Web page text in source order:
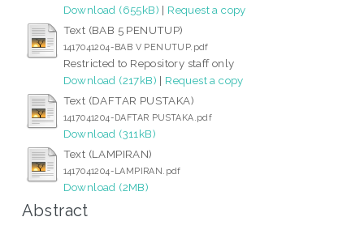
Download (655kB) | Request a copy
Text (BAB 5 PENUTUP)
1417041204-BAB V PENUTUP.pdf
Restricted to Repository staff only
Download (217kB) | Request a copy
Text (DAFTAR PUSTAKA)
1417041204-DAFTAR PUSTAKA.pdf
Download (311kB)
Text (LAMPIRAN)
1417041204-LAMPIRAN.pdf
Download (2MB)
Abstract